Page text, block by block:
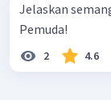
Jelaskan
Pemuda!
2 4.6